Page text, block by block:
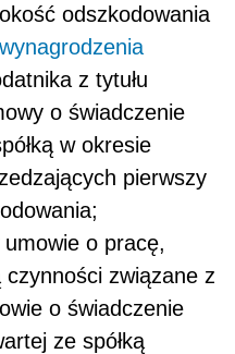
odszkodowania
z tytułu
o świadczenie
w okresie
pierwszy
o pracę,
związane z
o świadczenie
ze spółką